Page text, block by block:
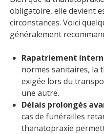
obligatoire, elle devient
circonstances. Voici
généralement
Rapatriement
normes sanitaires, la
exigée lors du
une autre.
Délais prolongés
cas de funérailles
thanatopraxie